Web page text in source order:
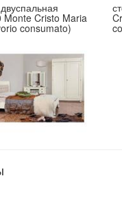
Monte Cristo Maria
consumato)